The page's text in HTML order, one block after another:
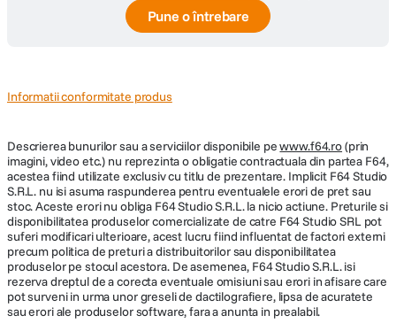
Pune o întrebare
Informatii conformitate produs
Descrierea bunurilor sau a serviciilor disponibile pewww.f64.ro(prin
imagini, video etc.) nu reprezinta o obligatie contractuala din partea F64,
acestea fiind utilizate exclusiv cu titlu de prezentare. Implicit F64 Studio
S.R.L. nu isi asuma raspunderea pentru eventualele erori de pret sau
stoc. Aceste erori nu obliga F64 Studio S.R.L. la nicio actiune. Preturile si
disponibilitatea produselor comercializate de catre F64 Studio SRL pot
suferi modificari ulterioare, acest lucru fiind influentat de factori externi
precum politica de preturi a distribuitorilor sau disponibilitatea
produselor pe stocul acestora. De asemenea, F64 Studio S.R.L. isi
rezerva dreptul de a corecta eventuale omisiuni sau erori in afisare care
pot surveni in urma unor greseli de dactilografiere, lipsa de acuratete
sau erori ale produselor software, fara a anunta in prealabil.